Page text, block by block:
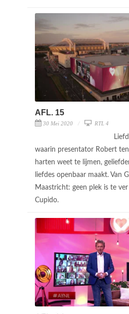
AFL. 15
30 Mei 2020 RTL 4
waarin presentator Robert
harten weet te lijmen,
liefdes openbaar maakt. Van
Maastricht: geen plek is te ver
Cupido.